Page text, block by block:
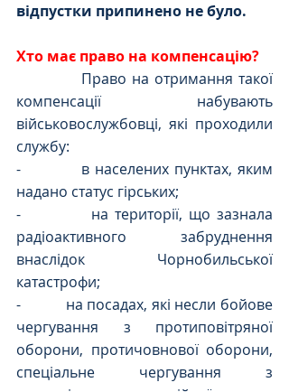
відпустки припинено не було.
Хто має право на компенсацію?
компенсації набувають
військовослужбовці, які проходили
службу:
-           в населених пунктах, яким
надано статус гірських;
-           на території, що зазнала
радіоактивного забруднення
внаслідок Чорнобильської
катастрофи;
-           на посадах, які несли бойове
чергування з протиповітряної
оборони, протичовнової оборони,
спеціальне чергування з